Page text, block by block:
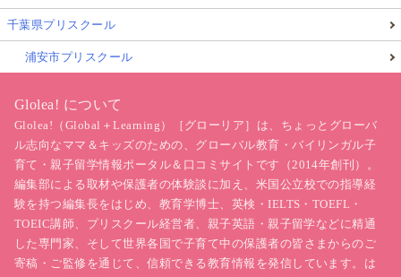
千葉県プリスクール
浦安市プリスクール
Glolea! について
Glolea!（Global＋Learning）［グローリア］は、ちょっとグローバ
ル志向なママ＆キッズのための、グローバル教育・バイリンガル子
育て・親子留学情報ポータル＆口コミサイトです（2014年創刊）。
編集部による取材や保護者の体験談に加え、米国公立校での指導経
験を持つ編集長をはじめ、教育学博士、英検・IELTS・TOEFL・
TOEIC講師、プリスクール経営者、親子英語・親子留学などに精通
した専門家、そして世界各国で子育て中の保護者の皆さまからのご
寄稿・ご監修を通じて、信頼できる教育情報を発信しています。は